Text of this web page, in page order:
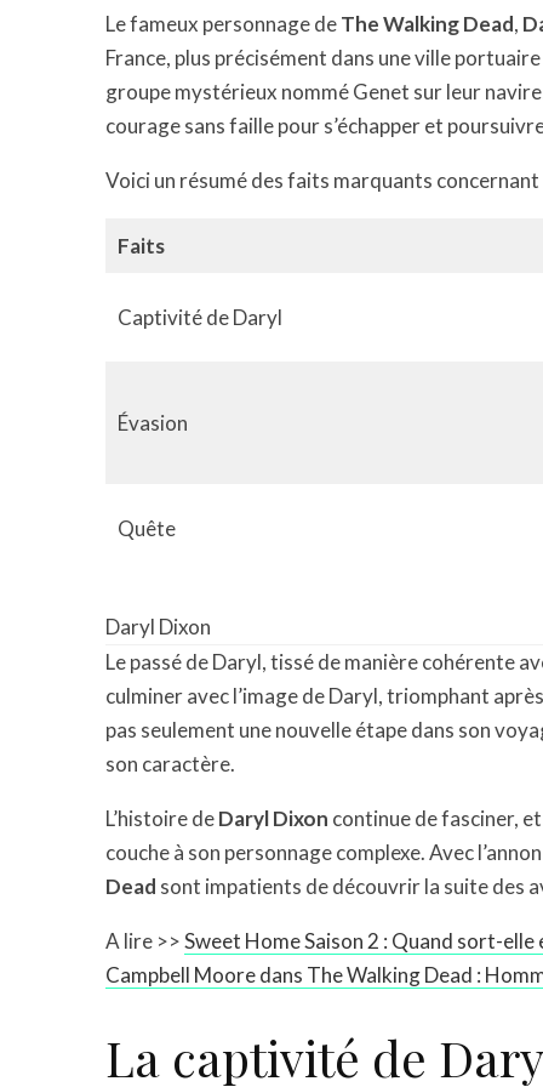
Le fameux personnage deThe Walking Dead,
France, plus précisément dans une ville
groupe mystérieux nommé Genet sur leur
courage sans faille pour s’échapper et
Voici un résumé des faits marquants
Faits
Captivité de Daryl
Évasion
Quête
Daryl Dixon
Le passé de Daryl, tissé de manière cohérente
culminer avec l’image de Daryl, triomphant
pas seulement une nouvelle étape dans son
son caractère.
L’histoire deDaryl Dixon continue de fasciner,
couche à son personnage complexe. Avec
Dead sont impatients de découvrir la suite des
A lire >>Sweet Home Saison 2 : Quand sort-
Campbell Moore dans The Walking Dead :
La captivité de